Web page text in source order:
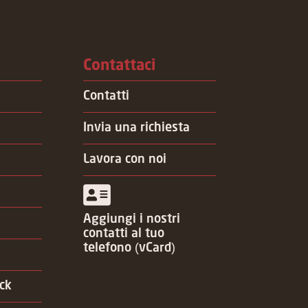
Contattaci
Contatti
Invia una richiesta
Lavora con noi
Aggiungi i nostri
contatti al tuo
telefono (vCard)